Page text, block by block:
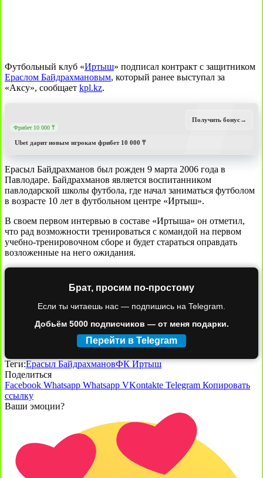
Футбольный клуб «Иртыш» подписал контракт с защитником
Ераслом Байдрахмановым, который ранее выступал за
«Аксу», сообщает kpl.kz.
Фрибет 10 000 ₸
Ubet дарит новым игрокам фрибет 10 000 ₸
Получить бонус→
Ерасыл Байдрахманов был рожден 9 марта 2006 года в
Павлодаре. Байдрахманов является воспитанником
павлодарской школы футбола, где начал заниматься футболом
в возрасте 10 лет в футбольном центре «Иртыш».
В своем первом интервью в составе «Иртыша» он отметил,
что рад возможности тренироваться с командой на первом
учебно-тренировочном сборе и будет стараться оправдать
возложенные на него ожидания.
Брат, просим по-простому
Если ты читаешь нас — подпишись на Telegram.
Добьём 5000 подписчиков — от меня подарки.
Перейти в Telegram
Теги:Ерасыл БайдрахмановФК Иртыш
Поделиться
Facebook Whatsapp Whatsapp VKontakte Telegram Копировать
ссылку
Ваши эмоции?